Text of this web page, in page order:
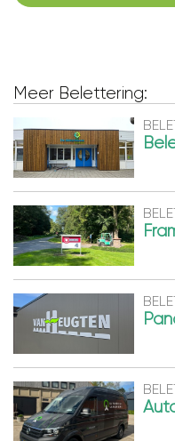
Meer Belettering: